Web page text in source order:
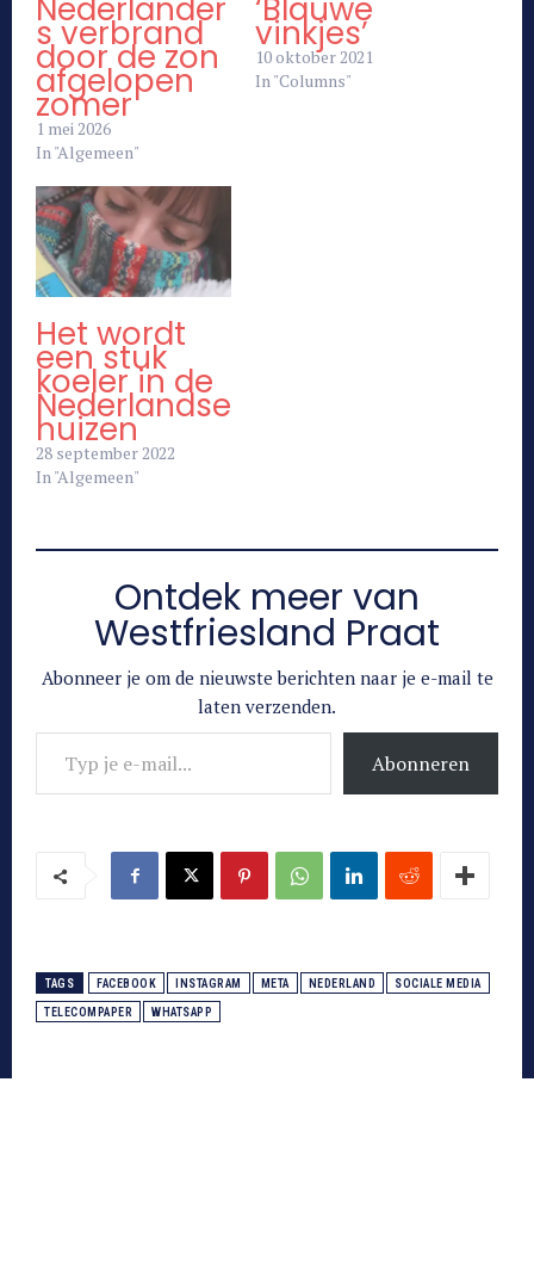
Nederlander
s verbrand
door de zon
afgelopen
zomer
1 mei 2026
In "Algemeen"
‘Blauwe
vinkjes’
10 oktober 2021
In "Columns"
Het wordt
een stuk
koeler in de
Nederlandse
huizen
28 september 2022
In "Algemeen"
Ontdek meer van
Westfriesland Praat
Abonneer je om de nieuwste berichten naar je e-mail te
laten verzenden.
Typ je e-mail...
Abonneren
TAGS FACEBOOK INSTAGRAM META NEDERLAND SOCIALE MEDIA
TELECOMPAPER WHATSAPP